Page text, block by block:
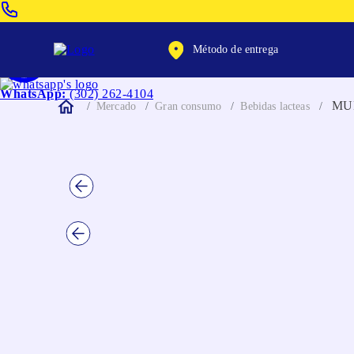
WhatsApp: (302) 262-4104
Método de entrega
Mercado Gran consumo Bebidas lacteas